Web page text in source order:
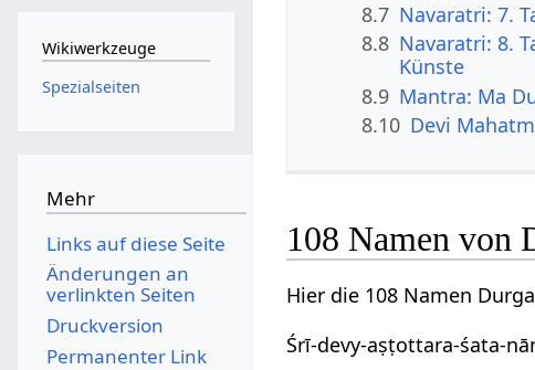
8.7 Navaratri: 7.
8.8 Navaratri: 8.
Künste
8.9 Mantra: Ma
8.10 Devi
108 Namen von
Hier die 108 Namen
Śrī-devy-aṣṭottara-śata-
Wikiwerkzeuge
Spezialseiten
Mehr
Links auf diese Seite
Änderungen an
verlinkten Seiten
Druckversion
Permanenter Link